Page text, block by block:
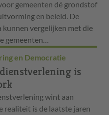
gemeenten dé grondstof
en beleid. De
kunnen vergelijken met die
gemeenten…
en Democratie
is
wint aan
realiteit is de laatste jaren